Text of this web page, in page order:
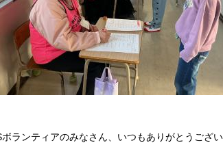
ボランティアのみなさん、いつもありがとうござい